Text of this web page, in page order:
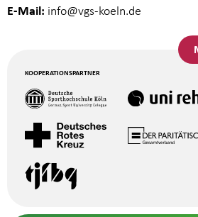
E-Mail: info@vgs-koeln.de
KOOPERATIONSPARTNER